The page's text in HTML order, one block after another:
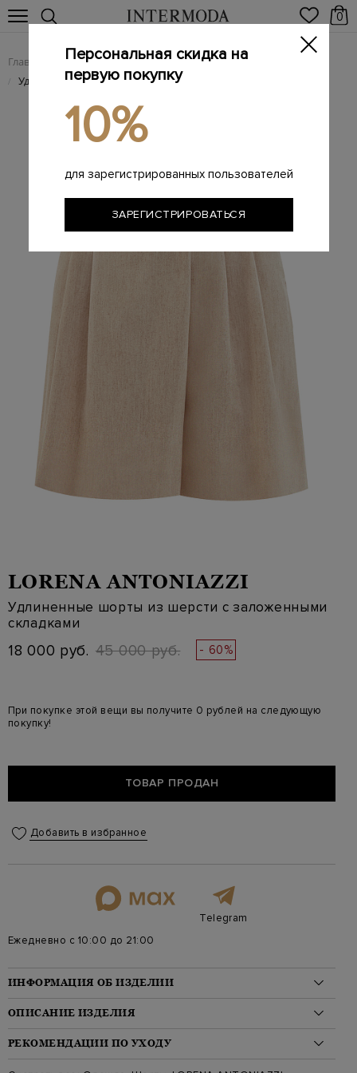
0
Главная Женщинам / Женская одежда / Женские шорты
/ Удлиненные шорты из шерсти с заложенными складками
LORENA ANTONIAZZI
Удлиненные шорты из шерсти с заложенными
складками
18 000 руб. 45 000 руб. - 60%
При покупке этой вещи вы получите 0 рублей на следующую
покупку!
ТОВАР ПРОДАН
Добавить в избранное
Telegram
Ежедневно с 10:00 до 21:00
ИНФОРМАЦИЯ ОБ ИЗДЕЛИИ
Материал: шерсть 98%, эластан 2%
Стиль: Длинные, Однотонный
Цвет: Бежевый
Артикул: a2139pa02a 0107
ОПИСАНИЕ ИЗДЕЛИЯ
Лаконичные шорты слегка расклешенного кроя от Lorena
РЕКОМЕНДАЦИИ ПО УХОДУ
Персональная скидка на
первую покупку
10%
для зарегистрированных пользователей
ЗАРЕГИСТРИРОВАТЬСЯ